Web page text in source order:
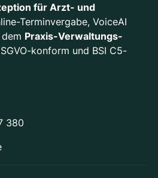
für Arzt- und
Terminvergabe, VoiceAI
Praxis-Verwaltungs-
konform und BSI C5-
380